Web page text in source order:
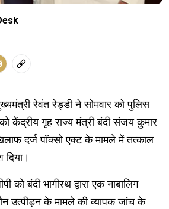
रेवंत रेड्डी ने सोमवार को पुलिस
केंद्रीय गृह राज्य मंत्री बंदी संजय कुमार
दर्ज पॉक्सो एक्ट के मामले में तत्काल
को बंदी भागीरथ द्वारा एक नाबालिग
उत्पीड़न के मामले की व्यापक जांच के